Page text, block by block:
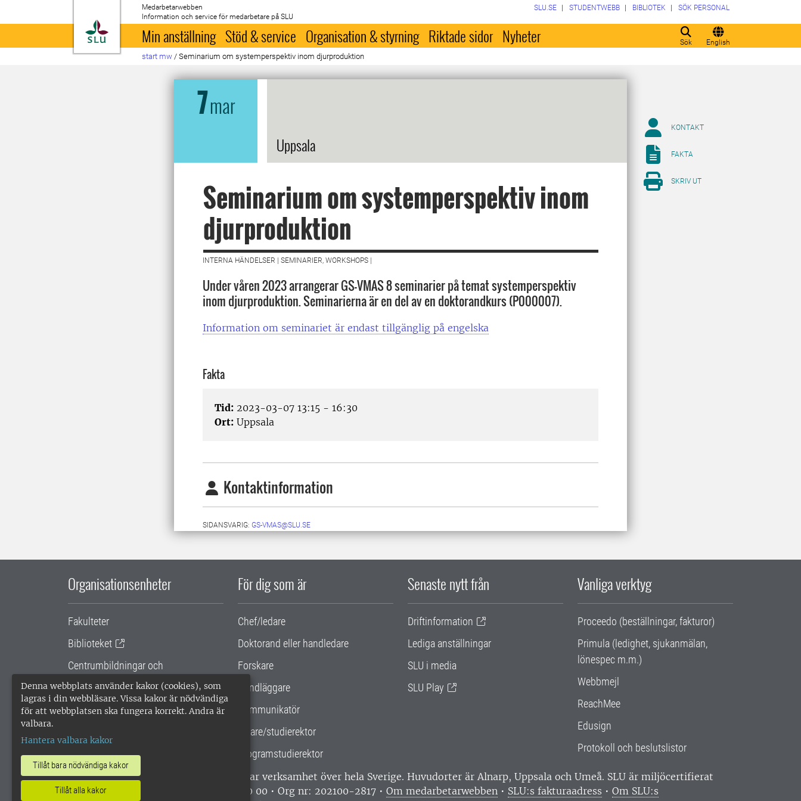
Denna webbplats använder kakor (cookies), som
lagras i din webbläsare. Vissa kakor är nödvändiga
för att webbplatsen ska fungera korrekt. Andra är
valbara.
Hantera valbara kakor
Tillåt bara nödvändiga kakor
Tillåt alla kakor
Till startsida
Medarbetarwebben
Information och service för medarbetare på SLU
Sök English
SLU.SE STUDENTWEBB BIBLIOTEK SÖK PERSONAL
Min anställning Stöd & service Organisation & styrning Riktade sidor Nyheter
start mw / Seminarium om systemperspektiv inom djurproduktion
7mar
Uppsala
Seminarium om systemperspektiv inom
djurproduktion
INTERNA HÄNDELSER | SEMINARIER, WORKSHOPS |
Under våren 2023 arrangerar GS-VMAS 8 seminarier på temat systemperspektiv
inom djurproduktion. Seminarierna är en del av en doktorandkurs (P000007).
Information om seminariet är endast tillgänglig på engelska
Fakta
Tid: 2023-03-07 13:15 - 16:30
Ort: Uppsala
Kontaktinformation
SIDANSVARIG: GS-VMAS@SLU.SE
KONTAKT
FAKTA
SKRIV UT
Organisationsenheter
Fakulteter
Biblioteket
Centrumbildningar och
samarbetsprojekt
Gemensamma verksamhetsstödet
För dig som är
Chef/ledare
Doktorand eller handledare
Forskare
Handläggare
Kommunikatör
Lärare/studierektor
Programstudierektor
Senaste nytt från
Driftinformation
Lediga anställningar
SLU i media
SLU Play
Vanliga verktyg
Proceedo (beställningar, fakturor)
Primula (ledighet, sjukanmälan,
lönespec m.m.)
Webbmejl
ReachMee
Edusign
Protokoll och beslutslistor
SLU, Sveriges lantbruksuniversitet, har verksamhet över hela Sverige. Huvudorter är Alnarp, Uppsala och Umeå. SLU är miljöcertifierat
enligt ISO 14001. •
Telefon: 018-67 10 00 • Org nr: 202100-2817 • Om medarbetarwebben • SLU:s fakturaadress • Om SLU:s